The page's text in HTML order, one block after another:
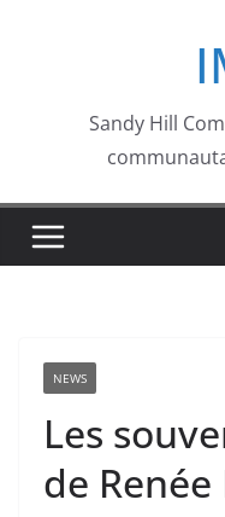
Sandy Hill
NEWS
Les
de